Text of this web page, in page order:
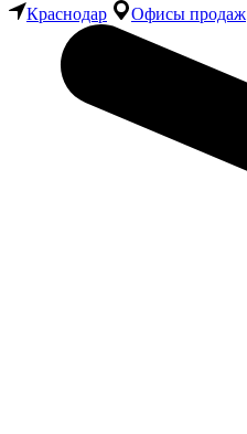
Краснодар Офисы продаж